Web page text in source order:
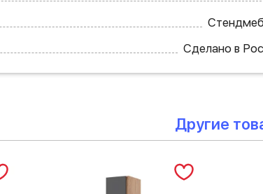
Сделано в
Другие